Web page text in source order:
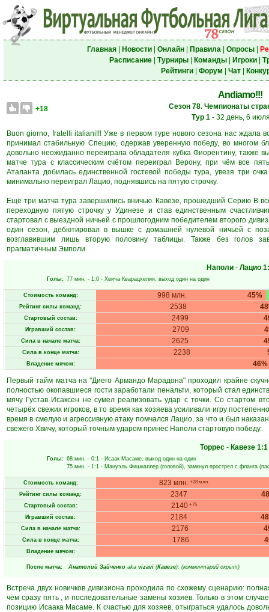
Главная| Новости| Онлайн| Правила| Опросы|
Расписание| Турниры| Команды| Игроки|
Рейтинги| Форум Чат|
Andiamo!!!
+18
Сезон 78. Чемпионаты
Тур 1 - 32 день, 6
Buon giorno, fratelli italiani!!! Уже в первом туре нового сезона нас
принимал стабильную Специю, одержав уверенную победу, во многом
довольно неожиданно переиграла обладателя кубка Фиорентину, также
матче тура с классическим счётом переиграл Верону, при чём все
Аталанта добилась единственной гостевой победы тура, увезя три
минимально переиграл Лацио, поднявшись на пятую строчку.
Ещё три матча тура завершились вничью. Кавезе, прошедший Серию В
переходную пятую строчку у Удинезе и став единственным
стартовал с выездной ничьей с прошлогодним победителем второго
один сезон, дебютировал в вышке с домашней нулевой ничьей с
возглавившим лишь вторую половину таблицы. Также без голов
прагматичным Эмполи.
Наполи - Лацио
Голы: 77 мин. - 1:0 - Хвича Кварацхелия, выход один на один
Стоимость команд: 45%
998 млн.
Рейтинг силы команд: 2538
Стартовый состав: 2499
Игравший состав: 2709
Сила в начале матча: 2625
Сила в конце матча: 2238
Владение мячом:
46%
Первый тайм матча на "Диего Армандо Марадона" проходил крайне
полностью окопавшиеся гости заработали пенальти, который стал
мячу Густав Исаксен не сумел реализовать удар с точки. Со стартом
четырёх свежих игроков, в то время как хозяева усиливали игру
время в смелую и агрессивную атаку помчался Лацио, за что и был
свежего Хвичу, который точным ударом принёс Наполи стартовую победу.
Торрес - Кавезе 1:1
Голы: 68 мин. - 0:1 - Исаак Масаме, выход один на один
75 мин. - 1:1 - Мануэль Фишналлер (головой), замкнул прострел с фланга
Стоимость команд: 823 млн. +28 млн.
Рейтинг силы команд: 2347
Стартовый состав: 2140 +75
Игравший состав: 2184
Сила в начале матча: 2176
Сила в конце матча: 1786
Владение мячом:
После матча: Анатолий Зайченко aka vizavi (Кавезе): (комментарий скрыт)
Встреча двух новичков дивизиона проходила по схожему сценарию:
чём сразу пять , и последовательные замены хозяев. Только в этом
позицию Исаака Масаме. К счастью для хозяев, отыграться удалось